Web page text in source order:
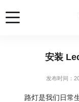
安装
发布时间：
路灯是我们日常